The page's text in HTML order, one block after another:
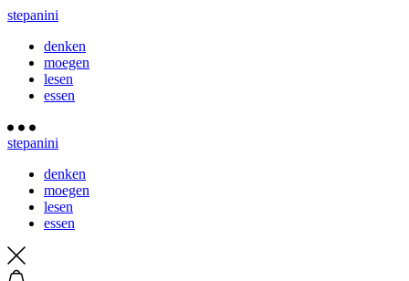
stepanini
denken
moegen
lesen
essen
stepanini
denken
moegen
lesen
essen